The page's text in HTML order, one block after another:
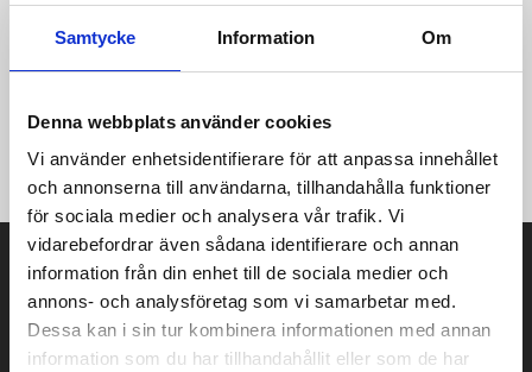
Samtycke Information Om
Denna webbplats använder cookies
Vi använder enhetsidentifierare för att anpassa innehållet
och annonserna till användarna, tillhandahålla funktioner
för sociala medier och analysera vår trafik. Vi
vidarebefordrar även sådana identifierare och annan
information från din enhet till de sociala medier och
annons- och analysföretag som vi samarbetar med.
Dessa kan i sin tur kombinera informationen med annan
information som du har tillhandahållit eller som de har
speciell beläggning på utsidan som möjliggör
flesta mugghållare. Glänsande finish. Levereras i en
presentförpackning av återvunnen kartong. Volymkapacitet:
500 ml.
Prisuppgift på mailen?
Kontakta oss här för att få förslag på produkt och pris över
mailen.
Det går också utmärkt att bara ställa frågor!